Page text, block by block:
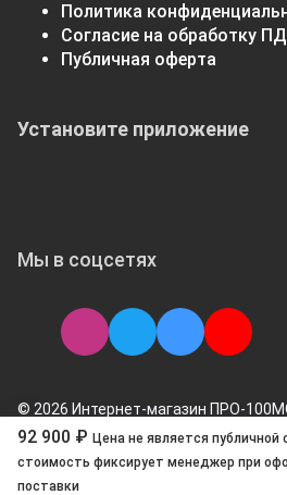
92 900 ₽ Цена не является
стоимоcть фиксирует менеджер при
поставки
Политика
Согласие на обработку
Публичная оферта
Мы в соцсетях
Установите приложение
© 2026 Интернет-магазин ПРО-